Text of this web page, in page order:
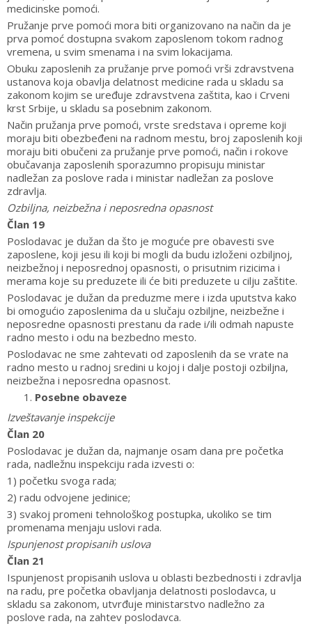
medicinske pomoći.
Pružanje prve pomoći mora biti organizovano na način da je
prva pomoć dostupna svakom zaposlenom tokom radnog
vremena, u svim smenama i na svim lokacijama.
Obuku zaposlenih za pružanje prve pomoći vrši zdravstvena
ustanova koja obavlja delatnost medicine rada u skladu sa
zakonom kojim se uređuje zdravstvena zaštita, kao i Crveni
krst Srbije, u skladu sa posebnim zakonom.
Način pružanja prve pomoći, vrste sredstava i opreme koji
moraju biti obezbeđeni na radnom mestu, broj zaposlenih koji
moraju biti obučeni za pružanje prve pomoći, način i rokove
obučavanja zaposlenih sporazumno propisuju ministar
nadležan za poslove rada i ministar nadležan za poslove
zdravlja.
Ozbiljna, neizbežna i neposredna opasnost
Član 19
Poslodavac je dužan da što je moguće pre obavesti sve
zaposlene, koji jesu ili koji bi mogli da budu izloženi ozbiljnoj,
neizbežnoj i neposrednoj opasnosti, o prisutnim rizicima i
merama koje su preduzete ili će biti preduzete u cilju zaštite.
Poslodavac je dužan da preduzme mere i izda uputstva kako
bi omogućio zaposlenima da u slučaju ozbiljne, neizbežne i
neposredne opasnosti prestanu da rade i/ili odmah napuste
radno mesto i odu na bezbedno mesto.
Poslodavac ne sme zahtevati od zaposlenih da se vrate na
radno mesto u radnoj sredini u kojoj i dalje postoji ozbiljna,
neizbežna i neposredna opasnost.
Posebne obaveze
Izveštavanje inspekcije
Član 20
Poslodavac je dužan da, najmanje osam dana pre početka
rada, nadležnu inspekciju rada izvesti o:
1) početku svoga rada;
2) radu odvojene jedinice;
3) svakoj promeni tehnološkog postupka, ukoliko se tim
promenama menjaju uslovi rada.
Ispunjenost propisanih uslova
Član 21
Ispunjenost propisanih uslova u oblasti bezbednosti i zdravlja
na radu, pre početka obavljanja delatnosti poslodavca, u
skladu sa zakonom, utvrđuje ministarstvo nadležno za
poslove rada, na zahtev poslodavca.